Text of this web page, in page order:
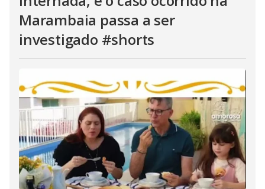
Marambaia passa a ser
investigado #shorts